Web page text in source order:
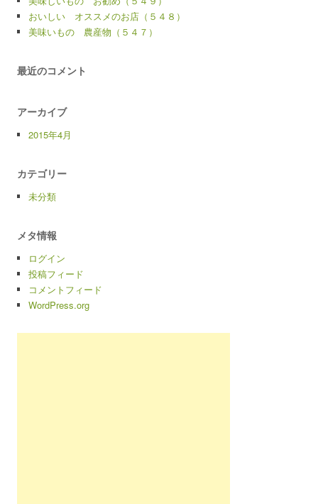
おいしい オススメのお店（５４８）
美味いもの 農産物（５４７）
最近のコメント
アーカイブ
2015年4月
カテゴリー
未分類
メタ情報
ログイン
投稿フィード
コメントフィード
WordPress.org